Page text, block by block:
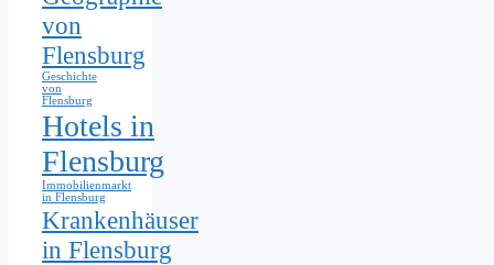
von
Flensburg
Geschichte
von
Flensburg
Hotels in
Flensburg
Immobilienmarkt
in Flensburg
Krankenhäuser
in Flensburg